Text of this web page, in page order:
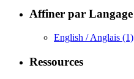
Affiner par Langage
English / Anglais (1)
Ressources